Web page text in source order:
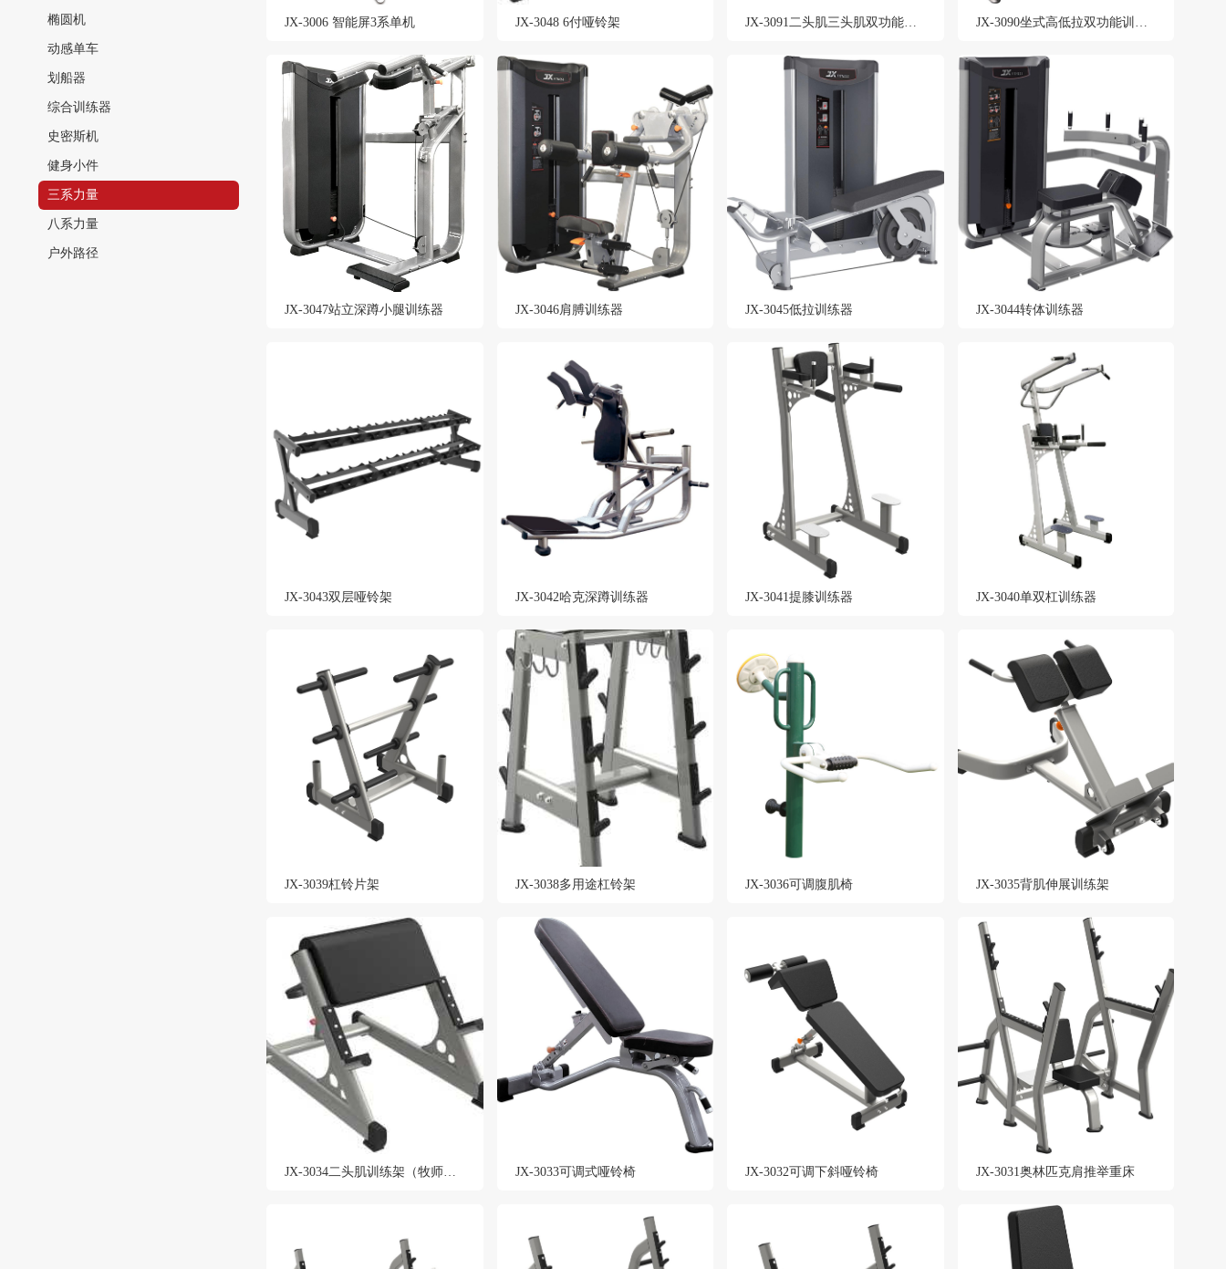
椭圆机
动感单车
划船器
综合训练器
史密斯机
健身小件
三系力量
八系力量
户外路径
JX-3006 智能屏3系单机 JX-3048 6付哑铃架 JX-3091二头肌三头肌双功能训练器 JX-3090坐式高低拉双功能训练器
JX-3047站立深蹲小腿训练器 JX-3046肩膊训练器 JX-3045低拉训练器 JX-3044转体训练器
JX-3043双层哑铃架 JX-3042哈克深蹲训练器 JX-3041提膝训练器 JX-3040单双杠训练器
JX-3039杠铃片架 JX-3038多用途杠铃架 JX-3036可调腹肌椅 JX-3035背肌伸展训练架
JX-3034二头肌训练架（牧师椅） JX-3033可调式哑铃椅 JX-3032可调下斜哑铃椅 JX-3031奥林匹克肩推举重床